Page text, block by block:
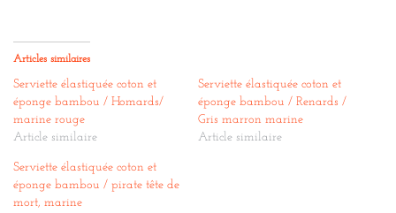
Articles similaires
Serviette élastiquée coton et
éponge bambou / Homards/
marine rouge
Article similaire
Serviette élastiquée coton et
éponge bambou / Renards /
Gris marron marine
Article similaire
Serviette élastiquée coton et
éponge bambou / pirate tête de
mort, marine